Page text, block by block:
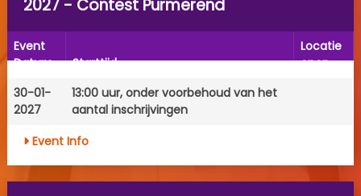
2027 - Contest Purmerend
Event
Datum
Starttijd
Locatie
open
30-01-
2027
13:00 uur, onder voorbehoud van het
aantal inschrijvingen
Event Info